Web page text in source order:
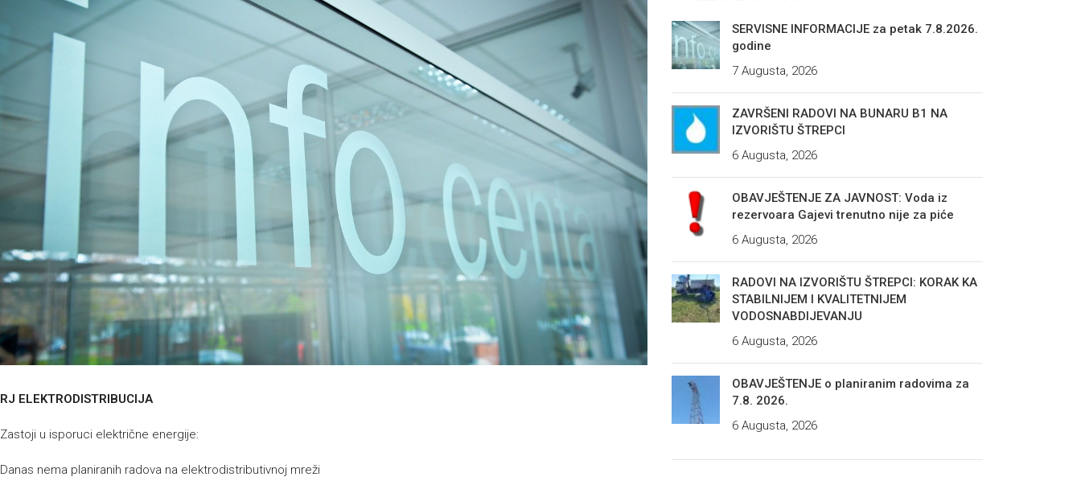
RJ ELEKTRODISTRIBUCIJA
Zastoji u isporuci električne energije:
Danas nema planiranih radova na elektrodistributivnoj mreži
SERVISNE INFORMACIJE za petak 7.8.2026.
godine
7 Augusta, 2026
ZAVRŠENI RADOVI NA BUNARU B1 NA
IZVORIŠTU ŠTREPCI
6 Augusta, 2026
OBAVJEŠTENJE ZA JAVNOST: Voda iz
rezervoara Gajevi trenutno nije za piće
6 Augusta, 2026
RADOVI NA IZVORIŠTU ŠTREPCI: KORAK KA
STABILNIJEM I KVALITETNIJEM
VODOSNABDIJEVANJU
6 Augusta, 2026
OBAVJEŠTENJE o planiranim radovima za
7.8. 2026.
6 Augusta, 2026